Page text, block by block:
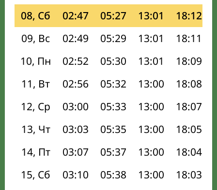
08, Сб
02:47 05:27 13:01 18:12
09, Вс
02:49 05:29 13:01 18:11
10, Пн
02:52 05:30 13:01 18:09
11, Вт
02:56 05:32 13:00 18:08
12, Ср
03:00 05:33 13:00 18:07
13, Чт
03:03 05:35 13:00 18:05
14, Пт
03:07 05:37 13:00 18:04
15, Сб
03:10 05:38 13:00 18:03